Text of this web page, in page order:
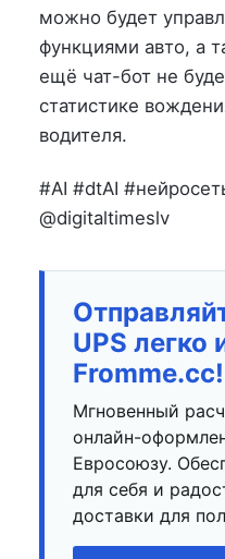
можно будет
функциями авто, а
ещё чат-бот не
статистике
водителя.
#AI #dtAI
@digitaltimeslv
UPS легко
Fromme.cc!
Мгновенный
онлайн-
Евросоюзу.
для себя и
доставки для